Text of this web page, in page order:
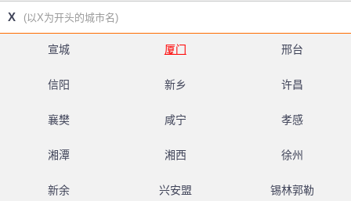
X (以X为开头的城市名)
宣城 厦门 邢台
信阳 新乡 许昌
襄樊 咸宁 孝感
湘潭 湘西 徐州
新余 兴安盟 锡林郭勒